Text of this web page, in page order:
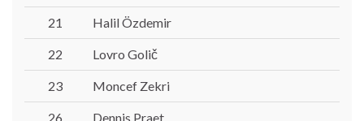
21 Halil Özdemir
22 Lovro Golič
23 Moncef Zekri
26 Dennis Praet